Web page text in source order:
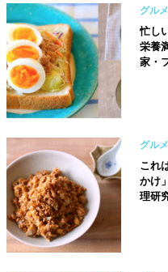
グルメ
忙し
栄養
家・
グルメ
これ
かけ
理研